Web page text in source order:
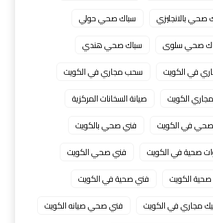
صحي بالانجليزي
سباك صحي حولي
صحي سلوى
سباك صحي هندي
في الكويت
سحب مجاري في الكويت
الكويت
صيانة السخانات المركزية
في الكويت
فني صحي بالكويت
صحية في الكويت
فني صحي الكويت
الكويت
فني صحية في الكويت
مجاري في الكويت
فني صحي صيانه الكويت